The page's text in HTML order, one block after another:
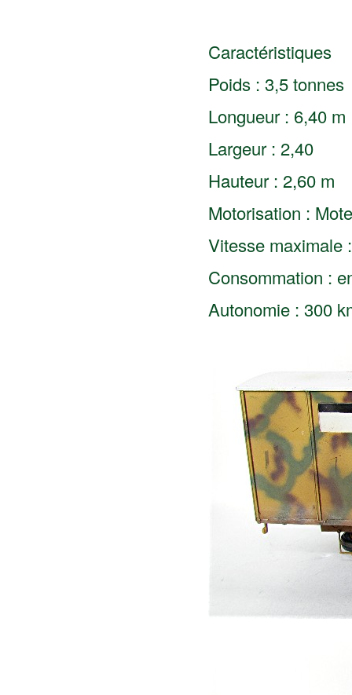
Caractéristiques
Poids : 3,5 tonnes
Longueur : 6,40 m
Largeur : 2,40
Hauteur : 2,60 m
Motorisation :
Vitesse maximale
Consommation :
Autonomie : 300